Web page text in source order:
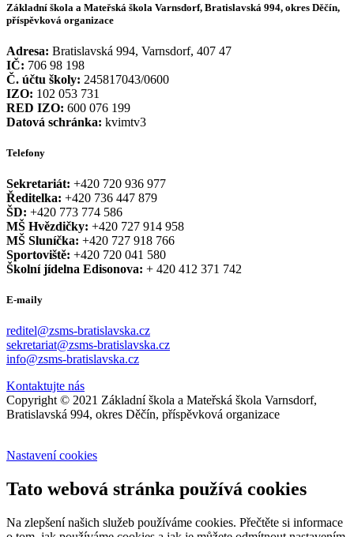
Základní škola a Mateřská škola Varnsdorf, Bratislavská 994, okres Děčín,
příspěvková organizace
Adresa: Bratislavská 994, Varnsdorf, 407 47
IČ: 706 98 198
Č. účtu školy: 245817043/0600
IZO: 102 053 731
RED IZO: 600 076 199
Datová schránka: kvimtv3
Telefony
Sekretariát: +420 720 936 977
Ředitelka: +420 736 447 879
ŠD: +420 773 774 586
MŠ Hvězdičky: +420 727 914 958
MŠ Sluníčka: +420 727 918 766
Sportoviště: +420 720 041 580
Školní jídelna Edisonova: + 420 412 371 742
E-maily
reditel@zsms-bratislavska.cz
sekretariat@zsms-bratislavska.cz
info@zsms-bratislavska.cz
Kontaktujte nás
Copyright © 2021 Základní škola a Mateřská škola Varnsdorf,
Bratislavská 994, okres Děčín, příspěvková organizace
Nastavení cookies
Tato webová stránka používá cookies
Na zlepšení našich služeb používáme cookies. Přečtěte si informace